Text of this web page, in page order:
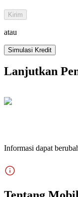
Kirim
atau
Simulasi Kredit
Lanjutkan
Informasi dapat